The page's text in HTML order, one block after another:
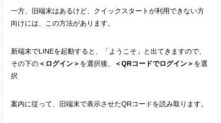
一方、旧端末はあるけど、クイックスタートが利用できない方
向けには、この方法があります。
新端末でLINEを起動すると、「ようこそ」と出てきますので、
その下の＜ログイン＞ を選択後、 ＜QRコードでログイン＞ を選
択
案内に従って、旧端末で表示させたQRコードを読み取ります。